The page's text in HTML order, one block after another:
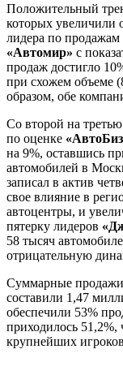
Положительный
которых увеличили
лидера по продажам
«Автомир» с
продаж достигло
при схожем объеме
образом, обе
Со второй на
по оценке
на 9%, оставшись
автомобилей в
записал в актив
свое влияние в
автоцентры, и
пятерку лидеров
58 тысяч
отрицательную
Суммарные продажи
составили 1,47
обеспечили 53%
приходилось 51,2%,
крупнейших